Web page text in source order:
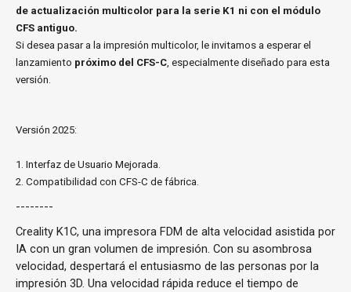
de actualización multicolor para la serie K1 ni con el módulo
CFS antiguo.
Si desea pasar a la impresión multicolor, le invitamos a esperar el
lanzamiento próximo del CFS-C , especialmente diseñado para esta
versión.
Versión 2025:
1. Interfaz de Usuario Mejorada.
2. Compatibilidad con CFS-C de fábrica.
--------
Creality K1C, una impresora FDM de alta velocidad asistida por
IA con un gran volumen de impresión. Con su asombrosa
velocidad, despertará el entusiasmo de las personas por la
impresión 3D. Una velocidad rápida reduce el tiempo de